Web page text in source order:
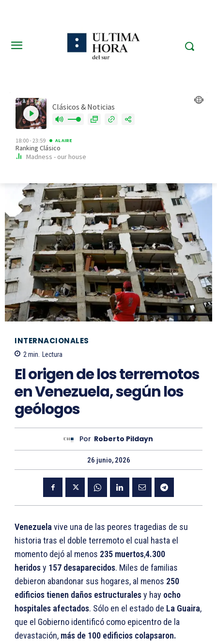
INTERNACIONALES
2 min. Lectura
El origen de los terremotos
en Venezuela, según los
geólogos
Por Roberto Pildayn
26 junio, 2026
Venezuela vive una de las peores tragedias de su
historia tras el doble terremoto el cual hasta el
momento dejó al menos 235 muertos,4.300
heridosy 157 desaparecidos. Miles de familias
debieron abandonar sus hogares, al menos 250
edificios tienen daños estructuralesy hay ocho
hospitales afectados. Sólo en el estado de La Guaira,
que el Gobierno identificó como epicentro de la
devastación, más de 100 edificios colapsaron.